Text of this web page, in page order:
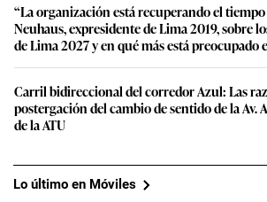
“La organización está recuperando el
Neuhaus, expresidente de Lima 2019, sobre
de Lima 2027 y en qué más está preocupado
Carril bidireccional del corredor Azul: Las
postergación del cambio de sentido de la Av.
de la ATU
Lo último en Móviles